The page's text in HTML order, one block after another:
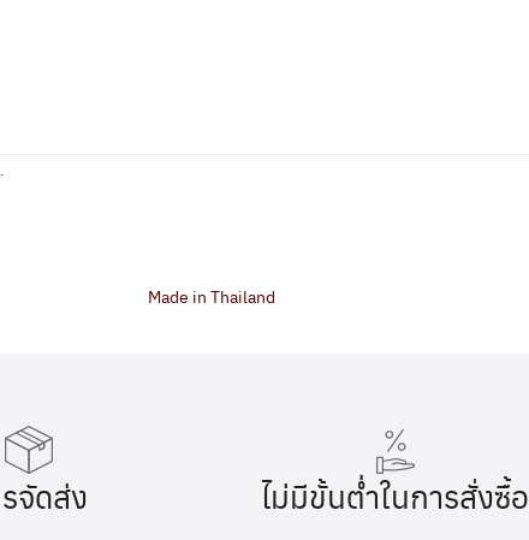
Made in Thailand
จัดส่ง ไม่มีขั้นต่ำในการสั่งซื้อ